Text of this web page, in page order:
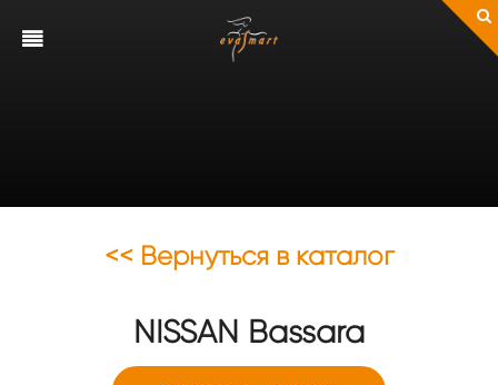
<< Вернуться в каталог
NISSAN Bassara